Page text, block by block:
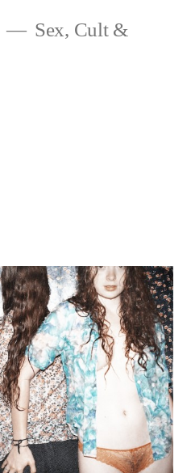
Sex, Cult &